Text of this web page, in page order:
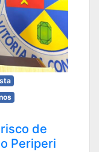
de
Periperi